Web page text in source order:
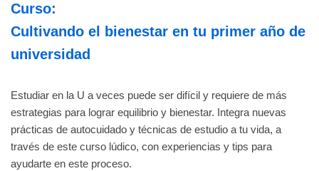
Curso:
Cultivando el bienestar en tu primer año de
universidad
Estudiar en la U a veces puede ser difícil y requiere de más
estrategias para lograr equilibrio y bienestar. Integra nuevas
prácticas de autocuidado y técnicas de estudio a tu vida, a
través de este curso lúdico, con experiencias y tips para
ayudarte en este proceso.